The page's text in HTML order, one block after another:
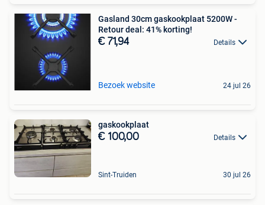
Gasland 30cm gaskookplaat 5200W -
Retour deal: 41% korting!
€ 71,94 Details
Bezoek website 24 jul 26
gaskookplaat
€ 100,00 Details
Sint-Truiden 30 jul 26